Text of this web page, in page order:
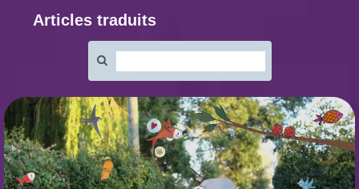
Articles traduits
: